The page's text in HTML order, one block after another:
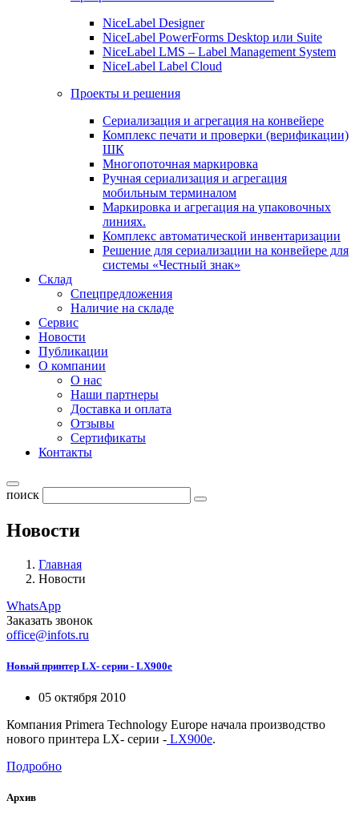
NiceLabel Designer
NiceLabel PowerForms Desktop или Suite
NiceLabel LMS – Label Management System
NiceLabel Label Cloud
Проекты и решения
Сериализация и агрегация на конвейере
Комплекс печати и проверки (верификации)
ШК
Многопоточная маркировка
Ручная сериализация и агрегация
мобильным терминалом
Маркировка и агрегация на упаковочных
линиях.
Комплекс автоматической инвентаризации
Решение для сериализации на конвейере для
системы «Честный знак»
Склад
Спецпредложения
Наличие на складе
Сервис
Новости
Публикации
О компании
О нас
Наши партнеры
Доставка и оплата
Отзывы
Сертификаты
Контакты
поиск
Новости
Главная
Новости
WhatsApp
Заказать звонок
office@infots.ru
Новый принтер LX- серии - LX900e
05 октября 2010
Компания Primera Technology Europe начала производство
нового принтера LX- серии - LX900e.
Подробно
Архив